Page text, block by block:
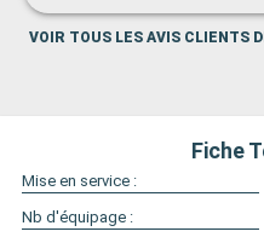
VOIR TOUS LES AVIS CLIENTS
Fiche
Mise en service :
Nb d'équipage :